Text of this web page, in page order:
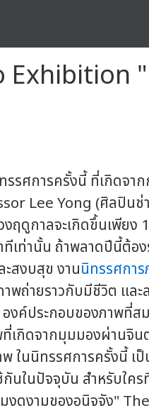
รศการครั้งนี้ ที่เกิดจา
Lee Yong (ศิลปินช่
ฤดูกาลจะเกิดขึ้นเพียง
ทีเท่านั้น ถ้าพลาดปีนี้ต้อ
ะสงบสุข งานนิทรรศกา
พถ่ายราวกับมีชีวิต และ
งค์ประกอบของภาพที่ส
เกิดจากมุมมองผ่านจิน
ในนิทรรศการครั้งนี้ เ
นในปัจจุบัน สำหรับใค
มงดงามของอนิจจัง"